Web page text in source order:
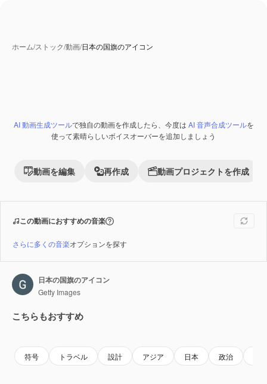
ホーム/ストック/動画/日本の国旗のアイコン
Premium
AI 動画生成ツールで独自の動画を作成したら、今度は AI 音声合成ツールを
使って素晴らしいボイスオーバーを追加しましょう
動画を編集 再作成 動画プロジェクトを作成
この動画におすすめの音楽
さらに多くの音楽オプションを探す
日本の国旗のアイコン
Getty Images
こちらもおすすめ
符号 トラベル 設計 アジア 日本 政治